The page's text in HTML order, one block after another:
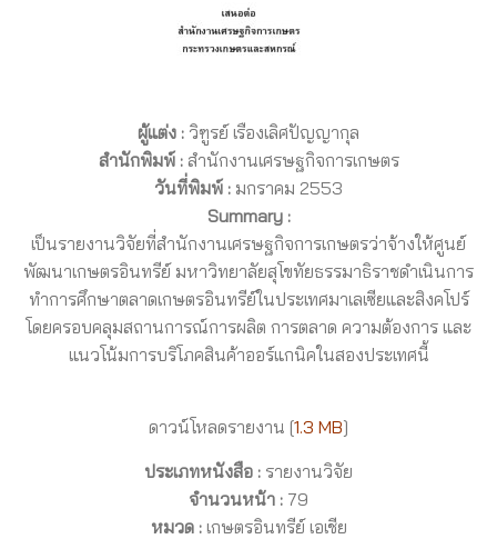
ผู้แต่ง : วิฑูรย์ เรืองเลิศปัญญากุล
สำนักพิมพ์ :สำนักงานเศรษฐกิจการเกษตร
วันที่พิมพ์ : มกราคม 2553
Summary :
เป็นรายงานวิจัยที่สำนักงานเศรษฐกิจการเกษตรว่าจ้างให้ศูนย์
พัฒนาเกษตรอินทรีย์ มหาวิทยาลัยสุโขทัยธรรมาธิราชดำเนินการ
ทำการศึกษาตลาดเกษตรอินทรีย์ในประเทศมาเลเซียและสิงคโปร์
โดยครอบคลุมสถานการณ์การผลิต การตลาด ความต้องการ และ
แนวโน้มการบริโภคสินค้าออร์แกนิคในสองประเทศนี้
ดาวน์โหลดรายงาน [1.3 MB]
ประเภทหนังสือ : รายงานวิจัย
จำนวนหน้า : 79
หมวด :เกษตรอินทรีย์ เอเชีย